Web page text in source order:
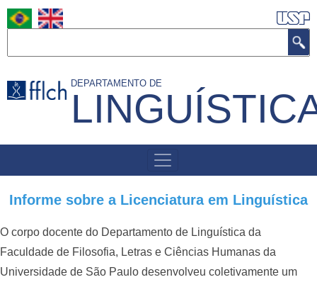
Pular
para
principal
DEPARTAMENTO DE
DE
Informe sobre a Licenciatura em Linguística
O corpo docente do Departamento de Linguística da
Faculdade de Filosofia, Letras e Ciências Humanas da
Universidade de São Paulo desenvolveu coletivamente um